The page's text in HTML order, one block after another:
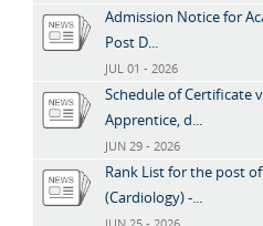
Admission Notice for
Post D...
JUL 01 - 2026
Schedule of Certificate
Apprentice, d...
JUN 29 - 2026
Rank List for the post
(Cardiology) -...